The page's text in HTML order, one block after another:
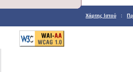
Χάρτης Ιστού :